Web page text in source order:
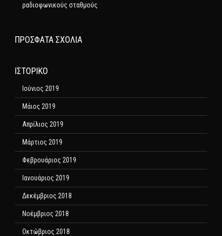
ραδιοφωνικούς σταθμούς
ΠΡΌΣΦΑΤΑ ΣΧΌΛΙΑ
ΙΣΤΟΡΙΚΌ
Ιούνιος 2019
Μάιος 2019
Απρίλιος 2019
Μάρτιος 2019
Φεβρουάριος 2019
Ιανουάριος 2019
Δεκέμβριος 2018
Νοέμβριος 2018
Οκτώβριος 2018